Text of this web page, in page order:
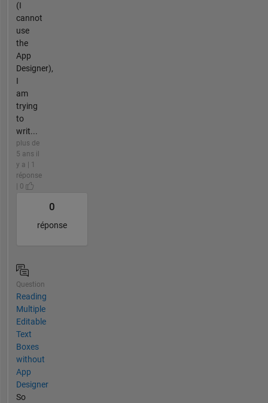
(I
cannot
use
the
App
Designer),
I
am
trying
to
writ...
plus de
5 ans il
y a | 1
réponse
| 0
0
réponse
Question
Reading
Multiple
Editable
Text
Boxes
without
App
Designer
So